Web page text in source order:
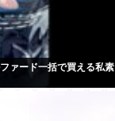
ァード一括で買える私素